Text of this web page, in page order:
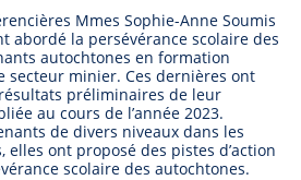
Mmes Sophie-Anne Soumis
abordé la persévérance scolaire des
autochtones en formation
secteur minier. Ces dernières ont
préliminaires de leur
au cours de l’année 2023.
de divers niveaux dans les
elles ont proposé des pistes d’action
scolaire des autochtones.